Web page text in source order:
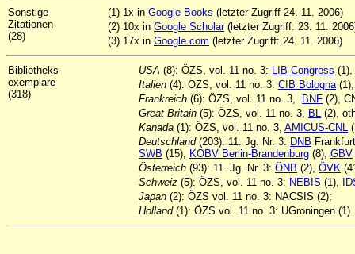
Sonstige
Zitationen
(28)
(1) 1x in Google Books (letzter Zugriff 24. 11. 2006)
(2) 10x in Google Scholar(letzter Zugriff: 23. 11.
(3) 17x in Google.com (letzter Zugriff: 24. 11. 2006)
Bibliotheks-
exemplare
(318)
USA (8): ÖZS, vol. 11 no. 3: LIB Congress (1),
Italien (4): ÖZS, vol. 11 no. 3: CIB Bologna(1),
Frankreich (6): ÖZS, vol. 11 no. 3, BNF (2),
Great Britain (5): ÖZS, vol. 11 no. 3, BL (2),
Kanada (1): ÖZS, vol. 11 no. 3, AMICUS-CNL
Deutschland (203): 11. Jg. Nr. 3: DNB
SWB (15), KOBV Berlin-Brandenburg (8), GBV
Österreich (93): 11. Jg. Nr. 3: ÖNB (2), ÖVK
Schweiz (5): ÖZS, vol. 11 no. 3: NEBIS (1),
Japan (2): ÖZS vol. 11 no. 3: NACSIS (2);
Holland(1): ÖZS vol. 11 no. 3: UGroningen (1).